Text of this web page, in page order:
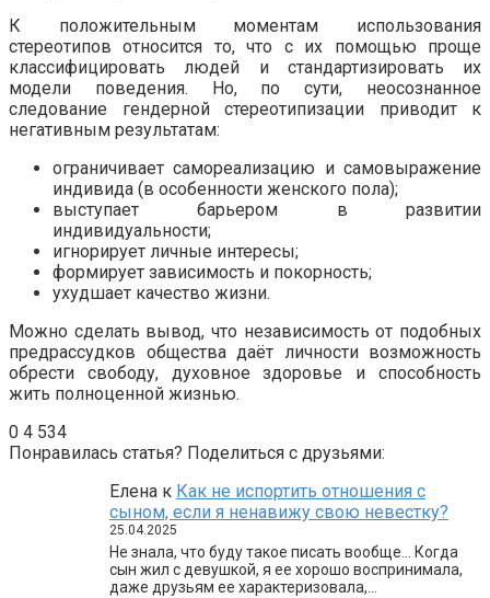
К положительным моментам использования
стереотипов относится то, что с их помощью проще
классифицировать людей и стандартизировать их
модели поведения. Но, по сути, неосознанное
следование гендерной стереотипизации приводит к
негативным результатам:
ограничивает самореализацию и самовыражение
индивида (в особенности женского пола);
выступает барьером в развитии
индивидуальности;
игнорирует личные интересы;
формирует зависимость и покорность;
ухудшает качество жизни.
Можно сделать вывод, что независимость от подобных
предрассудков общества даёт личности возможность
обрести свободу, духовное здоровье и способность
жить полноценной жизнью.
0 4 534
Понравилась статья? Поделиться с друзьями:
Елена к Как не испортить отношения с
сыном, если я ненавижу свою невестку?
25.04.2025
Не знала, что буду такое писать вообще… Когда
сын жил с девушкой, я ее хорошо воспринимала,
даже друзьям ее характеризовала,…